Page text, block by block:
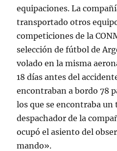
equipaciones. La
transportado otros
competiciones de la
selección de fútbol de
volado en la misma
18 días antes del
encontraban a bordo 78
los que se encontraba un
despachador de la
ocupó el asiento del
mando».